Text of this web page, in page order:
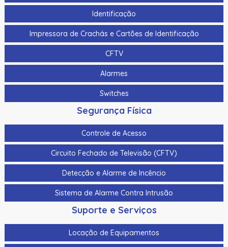
Identificação
Impressora de Crachás e Cartões de Identificação
CFTV
Alarmes
Switches
Segurança Física
Controle de Acesso
Circuito Fechado de Televisão (CFTV)
Detecção e Alarme de Incêncio
Sistema de Alarme Contra Intrusão
Suporte e Serviços
Locação de Equipamentos